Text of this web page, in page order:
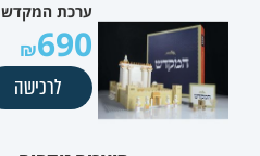
ערכת המקדש
690
לרכישה